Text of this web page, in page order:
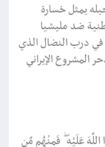
يمثل خسارة
ضد مليشيا
في درب النضال الذي
المشروع الإيراني
عَلَيْهِ ۖ فَمِنْهُم مَّن